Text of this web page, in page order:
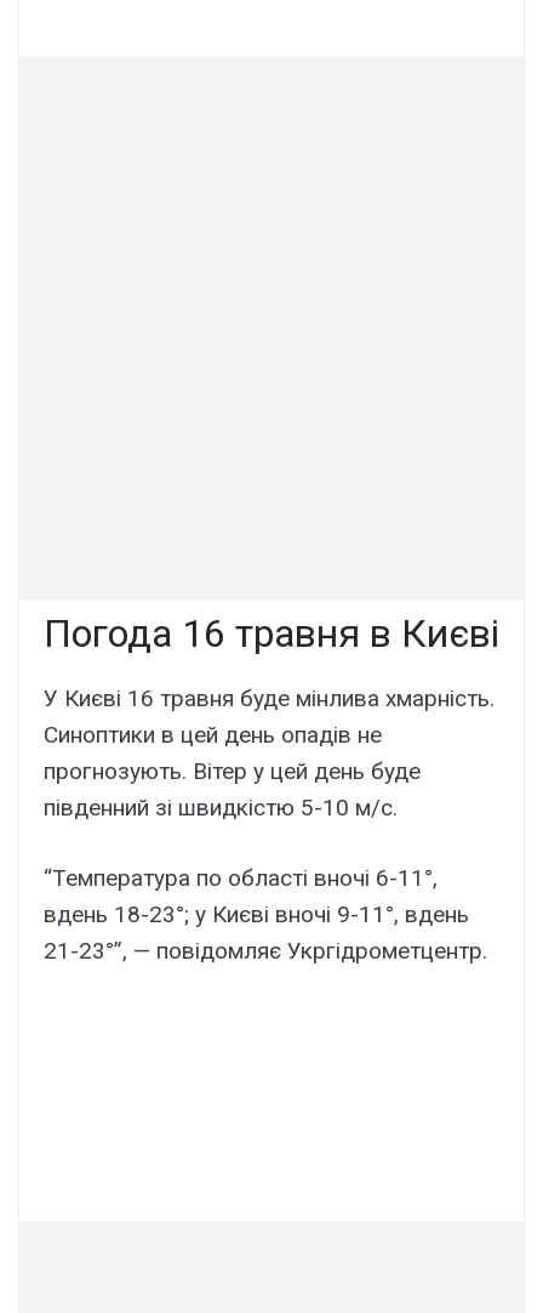
Погода 16 травня в Києві
У Києві 16 травня буде мінлива хмарність.
Синоптики в цей день опадів не
прогнозують. Вітер у цей день буде
південний зі швидкістю 5-10 м/с.
“Температура по області вночі 6-11°,
вдень 18-23°; у Києві вночі 9-11°, вдень
21-23°”, — повідомляє Укргідрометцентр.